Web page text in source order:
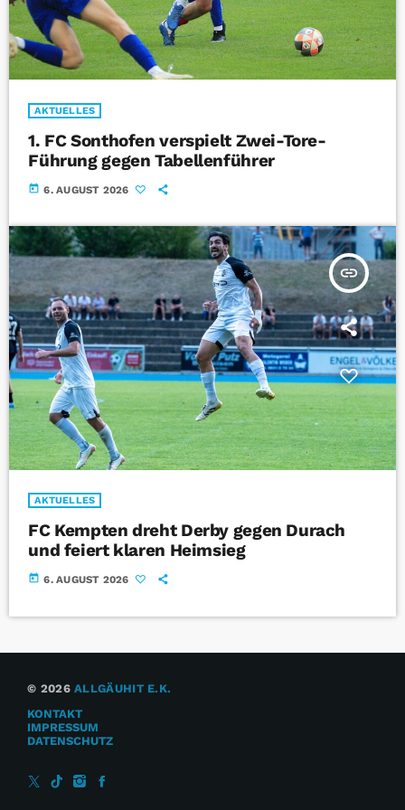
AKTUELLES
1. FC Sonthofen verspielt Zwei-Tore-
Führung gegen Tabellenführer
today 6. AUGUST 2026
insert_link
AKTUELLES
FC Kempten dreht Derby gegen Durach
und feiert klaren Heimsieg
today 6. AUGUST 2026
© 2026ALLGÄUHIT E.K.
KONTAKT
IMPRESSUM
DATENSCHUTZ